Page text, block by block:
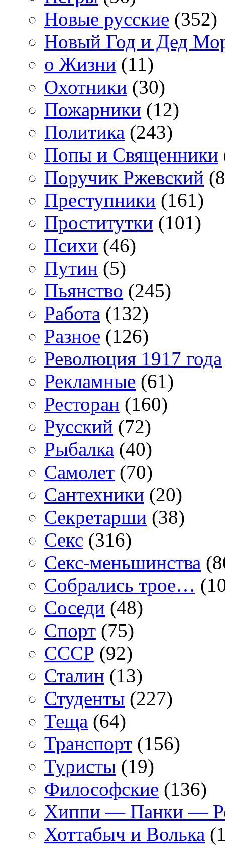
Новые русские (352)
Новый Год и Дед
о Жизни (11)
Охотники (30)
Пожарники (12)
Политика (243)
Попы и Священники
Поручик Ржевский
Преступники (161)
Проститутки (101)
Психи (46)
Путин (5)
Пьянство (245)
Работа (132)
Разное (126)
Революция 1917 года
Рекламные (61)
Ресторан (160)
Русский (72)
Рыбалка (40)
Самолет (70)
Сантехники (20)
Секретарши (38)
Секс (316)
Секс-меньшинства
Собрались трое…
Соседи (48)
Спорт (75)
СССР (92)
Сталин (13)
Студенты (227)
Теща (64)
Транспорт (156)
Туристы (19)
Философские (136)
Хиппи — Панки —
Хоттабыч и Волька